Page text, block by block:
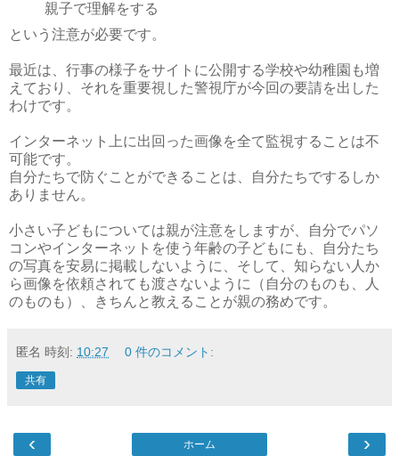
親子で理解をする
という注意が必要です。
最近は、行事の様子をサイトに公開する学校や幼稚園も増
えており、それを重要視した警視庁が今回の要請を出した
わけです。
インターネット上に出回った画像を全て監視することは不
可能です。
自分たちで防ぐことができることは、自分たちでするしか
ありません。
小さい子どもについては親が注意をしますが、自分でパソ
コンやインターネットを使う年齢の子どもにも、自分たち
の写真を安易に掲載しないように、そして、知らない人か
ら画像を依頼されても渡さないように（自分のものも、人
のものも）、きちんと教えることが親の務めです。
匿名 時刻: 10:27 0 件のコメント:
共有
‹ ›
ホーム